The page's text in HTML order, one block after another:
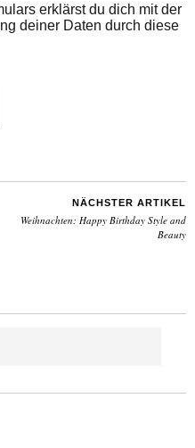
erklärst du dich mit der
deiner Daten durch diese
NÄCHSTER ARTIKEL
Weihnachten: Happy Birthday Style and
Beauty